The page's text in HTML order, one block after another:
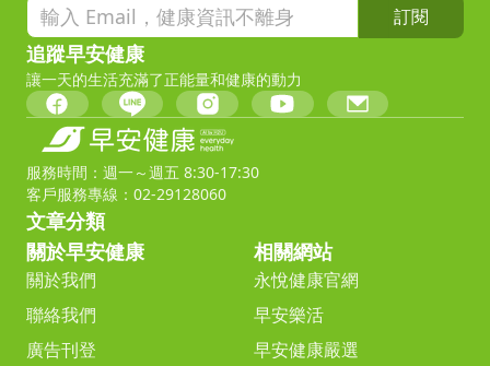
訂閱
追蹤早安健康
讓一天的生活充滿了正能量和健康的動力
服務時間：週一～週五 8:30-17:30
客戶服務專線：02-29128060
文章分類
關於早安健康
關於我們
聯絡我們
廣告刊登
相關網站
永悅健康官網
早安樂活
早安健康嚴選